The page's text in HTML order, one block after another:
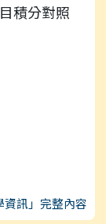
積分對照
資訊」完整內容